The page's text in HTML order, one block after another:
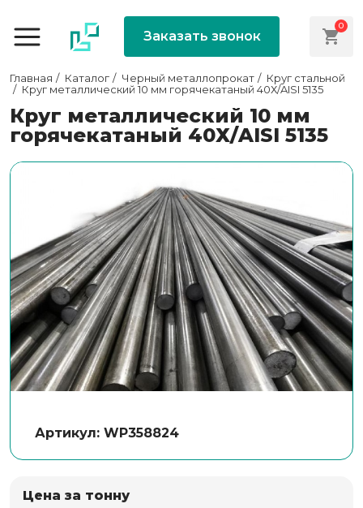
Заказать звонок
0
Главная Каталог Черный металлопрокат
Круг стальной
Круг металлический 10 мм горячекатаный 40Х/AISI 5135
Круг металлический 10 мм
горячекатаный 40Х/AISI 5135
Артикул: WP358824
Цена за тонну